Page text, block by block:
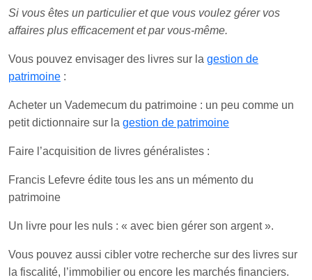
Si vous êtes un particulier et que vous voulez gérer vos
affaires plus efficacement et par vous-même.
Vous pouvez envisager des livres sur la gestion de
patrimoine :
Acheter un Vademecum du patrimoine : un peu comme un
petit dictionnaire sur la gestion de patrimoine
Faire l’acquisition de livres généralistes :
Francis Lefevre édite tous les ans un mémento du
patrimoine
Un livre pour les nuls : « avec bien gérer son argent ».
Vous pouvez aussi cibler votre recherche sur des livres sur
la fiscalité, l’immobilier ou encore les marchés financiers.